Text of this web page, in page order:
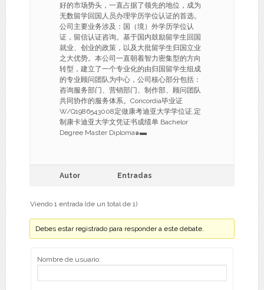
好的市场势头，一直占据了领先的地位，成为
无数留学回国人员办理学历学位认证的首选。
公司主要业务涉及：国（境）外学历学位认
证，留信认证咨询。基于国内鼓励留学生回国
就业、创业的政策，以及大批留学生归国立业
之大优势。本公司一直朝着智力密集型的方向
转型，建立了一个专业化的由归国留学生组成
的专业顾问团队为中心，公司核心部分包括：
咨询服务部门、营销部门、制作部、顾问团队
共同协作的服务体系。Concordia毕业证
W/Q1986543008定做康考迪亚大学学位证,定
制康卡迪亚大学文凭证书成绩单 Bachelor
Degree Master Diploma๑▬
Autor Entradas
Viendo 1 entrada (de un total de 1)
Debes estar registrado para responder a este debate.
Nombre de usuario: